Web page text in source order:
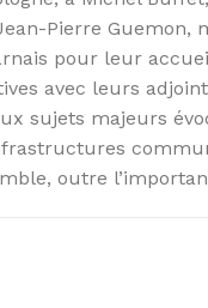
Pierre Guemon,
pour leur
avec leurs
sujets majeurs
outre